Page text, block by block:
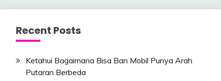
Recent Posts
Ketahui Bagaimana Bisa Ban Mobil Punya Arah
Putaran Berbeda